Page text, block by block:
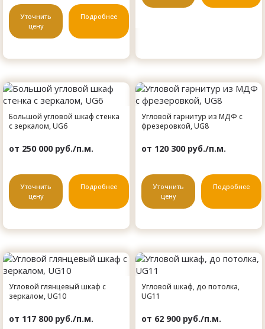
Уточнить
цену
Подробнее
Большой угловой шкаф стенка
с зеркалом, UG6
от 250 000 руб./п.м.
Уточнить
цену
Подробнее
Угловой гарнитур из МДФ с
фрезеровкой, UG8
от 120 300 руб./п.м.
Уточнить
цену
Подробнее
Угловой глянцевый шкаф с
зеркалом, UG10
от 117 800 руб./п.м.
Угловой шкаф, до потолка,
UG11
от 62 900 руб./п.м.